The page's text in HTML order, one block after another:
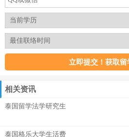
相关资讯
泰国留学法学研究生
泰国格乐大学生活费